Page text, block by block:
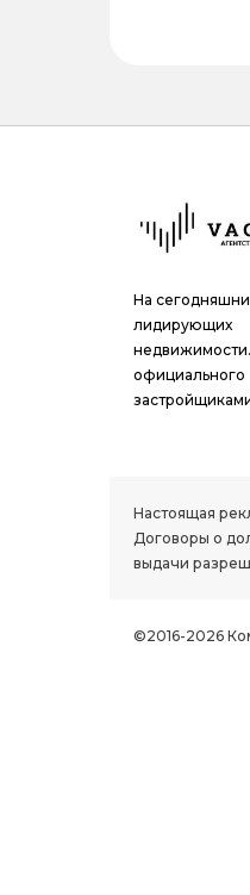
На
Настоящая
Договоры о
выдачи
©2016-2026